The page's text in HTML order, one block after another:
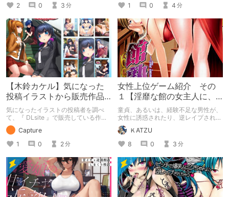
2
0 3 分
1
0 4 分
【木鈴カケル】気になった
投稿イラストから販売作品
を探し始める【DLsite】
気になったイラストの投稿者を調べ
て、『 DLsite 』で販売している作品
を紹介する記事です。 投稿者：木鈴
カケル サークル：木鈴亭 紹介作品：
病愛説話～ヤンデレ総集編本～
Capture
1
0 2分
女性上位ゲーム紹介 その
１【淫靡な館の女主人に、
優しく導かれ童貞を捧げ
る】
童貞、あるいは、経験不足な男性が、
女性に誘惑されたり、逆レイプされた
りするゲームの紹介です。相手の女性
は、痴女やビッチなど経験豊富な女性
がメインです。処女ビッチや、本番な
しだったり、男側が突っ込まれたりす
るのは、あまり、得意ではないので、
それ系のゲームは紹介しない可能性が
高いです。
ＫATZU
8
0 3 分